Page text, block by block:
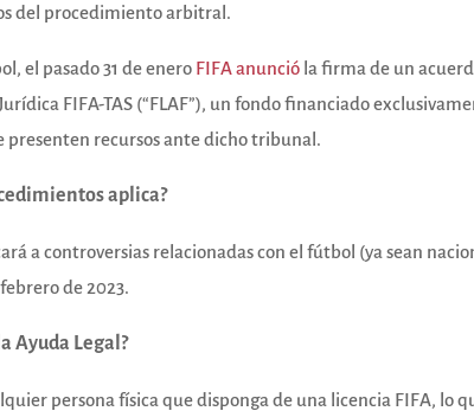
del procedimiento arbitral.
el pasado 31 de enero FIFA anunció la firma de un
FIFA-TAS (“FLAF”), un fondo financiado
presenten recursos ante dicho tribunal.
aplica?
a controversias relacionadas con el fútbol (ya sean
de 2023.
Ayuda Legal?
persona física que disponga de una licencia FIFA, lo